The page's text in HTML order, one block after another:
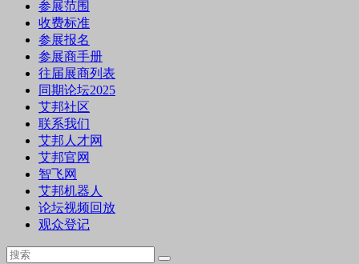
参展范围
收费标准
参展报名
参展商手册
往届展商列表
同期论坛2025
艾邦社区
联系我们
艾邦人才网
艾邦官网
智飞网
艾邦机器人
论坛视频回放
观众登记